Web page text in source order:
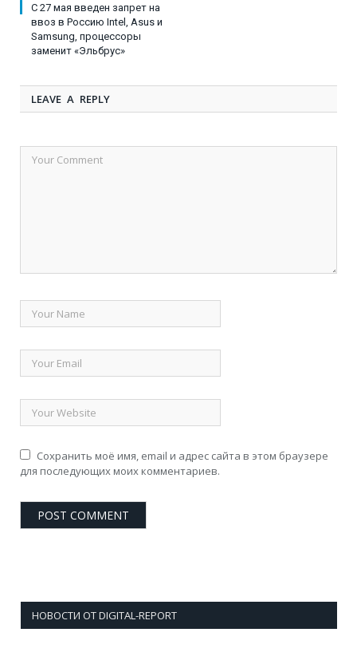
C 27 мая введен запрет на
ввоз в Россию Intel, Asus и
Samsung, процессоры
заменит «Эльбрус»
LEAVE A REPLY
Сохранить моё имя, email и адрес сайта в этом браузере
для последующих моих комментариев.
НОВОСТИ ОТ DIGITAL-REPORT